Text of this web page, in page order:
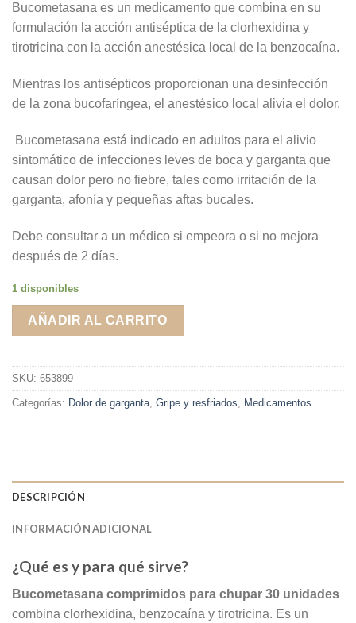
Bucometasana es un medicamento que combina en su
formulación la acción antiséptica de la clorhexidina y
tirotricina con la acción anestésica local de la benzocaína.
Mientras los antisépticos proporcionan una desinfección
de la zona bucofaríngea, el anestésico local alivia el dolor.
Bucometasana está indicado en adultos para el alivio
sintomático de infecciones leves de boca y garganta que
causan dolor pero no fiebre, tales como irritación de la
garganta, afonía y pequeñas aftas bucales.
Debe consultar a un médico si empeora o si no mejora
después de 2 días.
1 disponibles
AÑADIR AL CARRITO
SKU: 653899
Categorías: Dolor de garganta, Gripe y resfriados, Medicamentos
DESCRIPCIÓN
INFORMACIÓN ADICIONAL
¿Qué es y para qué sirve?
Bucometasana comprimidos para chupar 30 unidades
combina clorhexidina, benzocaína y tirotricina. Es un